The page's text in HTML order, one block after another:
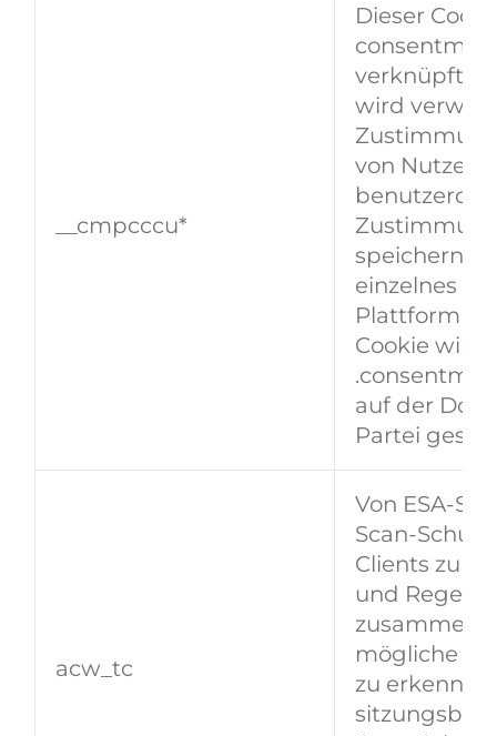
__cmpcccu*
Dieser
verknüpft.
wird
von Nutzern
speichern,
einzelnes
Plattform
Cookie wird
auf der
Partei
acw_tc
Von
Clients zu
und
mögliche
zu